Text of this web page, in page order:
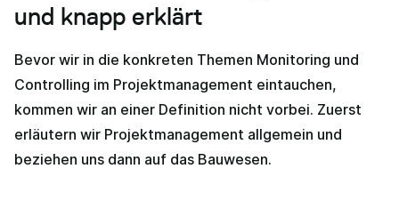
und knapp erklärt
Bevor wir in die konkreten Themen Monitoring und
Controlling im Projektmanagement eintauchen,
kommen wir an einer Definition nicht vorbei. Zuerst
erläutern wir Projektmanagement allgemein und
beziehen uns dann auf das Bauwesen.